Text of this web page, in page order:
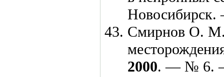
Смирнов О.
2000. — № 6.